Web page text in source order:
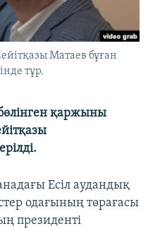
Матаев бұған
тұр.
қаржыны
Есіл аудандық
одағының төрағасы
президенті